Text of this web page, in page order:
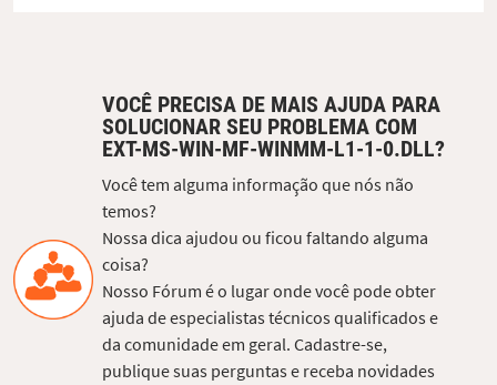
VOCÊ PRECISA DE MAIS AJUDA PARA
SOLUCIONAR SEU PROBLEMA COM
EXT-MS-WIN-MF-WINMM-L1-1-0.DLL?
Você tem alguma informação que nós não
temos?
Nossa dica ajudou ou ficou faltando alguma
coisa?
Nosso Fórum é o lugar onde você pode obter
ajuda de especialistas técnicos qualificados e
da comunidade em geral. Cadastre-se,
publique suas perguntas e receba novidades